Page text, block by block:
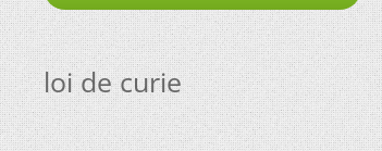
loi de curie